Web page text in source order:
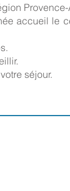
accueil le
séjour.